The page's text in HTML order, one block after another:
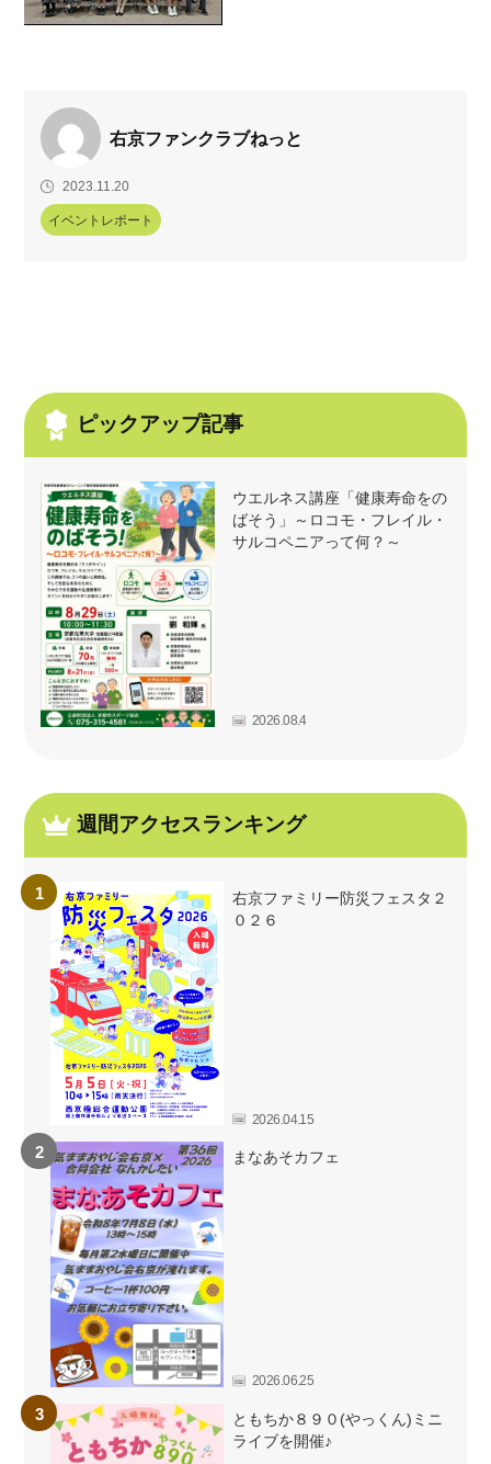
右京ファンクラブねっと
2023.11.20
イベントレポート
ピックアップ記事
ウエルネス講座「健康寿命をの
ばそう」～ロコモ・フレイル・
サルコペニアって何？～
2026.08.4
週間アクセスランキング
右京ファミリー防災フェスタ２
０２６
2026.04.15
まなあそカフェ
2026.06.25
ともちか８９０(やっくん)ミニ
ライブを開催♪